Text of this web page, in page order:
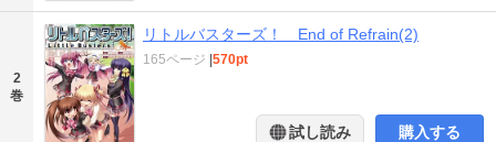
2
巻
リトルバスターズ！ End of Refrain(2)
165ページ 570pt
試し読み 購入する